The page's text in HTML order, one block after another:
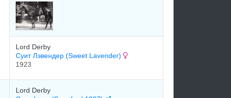
Lord Derby
Суит Лэвендер (Sweet Lavender)
1923
Lord Derby